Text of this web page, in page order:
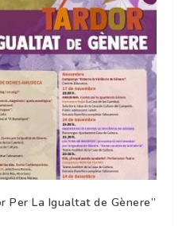
Per La Igualtat de Gènere”